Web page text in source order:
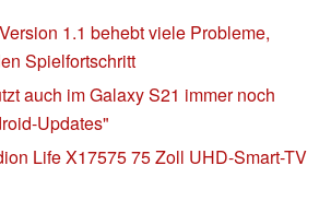
1.1 behebt viele Probleme,
Spielfortschritt
auch im Galaxy S21 immer noch
Updates"
Life X17575 75 Zoll UHD-Smart-TV